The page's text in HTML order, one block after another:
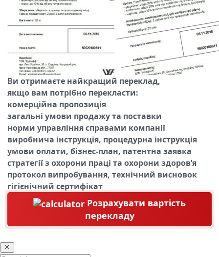
Ви отримаєте найкращий переклад,
якщо вам потрібно перекласти:
комерційна пропозиція
загальні умови продажу та поставки
норми управління справами компанії
виробнича інструкція, процедурна інструкція
умови оплати, бізнес-план, патентна заявка
стратегії з охорони праці та охорони здоров’я
протокол випробування, технічний висновок
гігієнічний сертифікат
Розрахувати вартість
перекладу